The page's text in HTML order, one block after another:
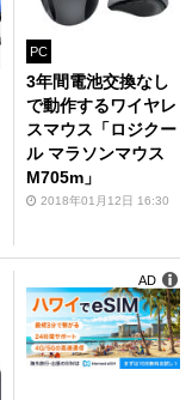
PC
3年間電池交換なし
で動作するワイヤレ
スマウス「ロジクー
ル マラソンマウス
M705m」
2018年01月12日 16:30
AD